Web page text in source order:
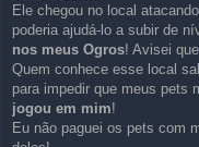
Ele chegou no local
poderia ajudá-lo a subir de
nos meus Ogros! Avisei
Quem conhece esse local
para impedir que meus pets
jogou em mim!
Eu não paguei os pets com